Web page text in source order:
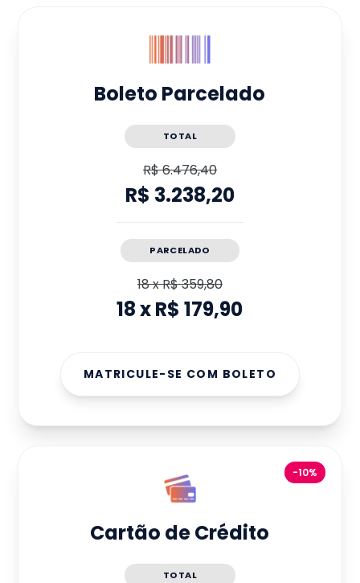
Boleto Parcelado
TOTAL
R$ 6.476,40
R$ 3.238,20
PARCELADO
18xR$ 359,80
18xR$ 179,90
MATRICULE-SE COM BOLETO
-10%
Cartão de Crédito
TOTAL